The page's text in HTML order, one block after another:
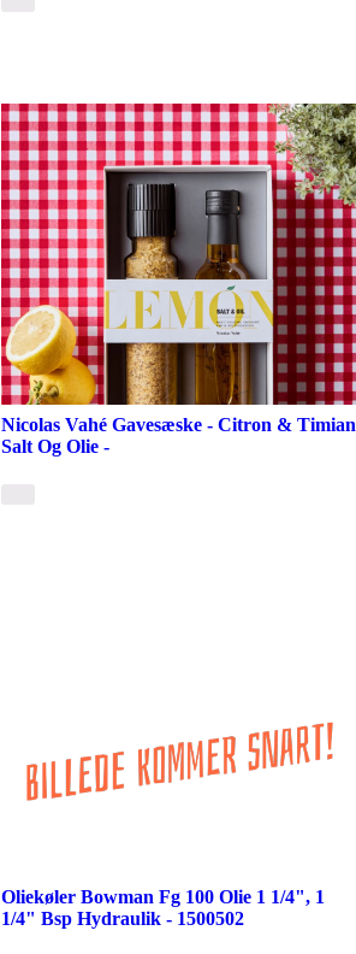
Nicolas Vahé Gavesæske - Citron & Timian
Salt Og Olie -
Oliekøler Bowman Fg 100 Olie 1 1/4", 1
1/4" Bsp Hydraulik - 1500502